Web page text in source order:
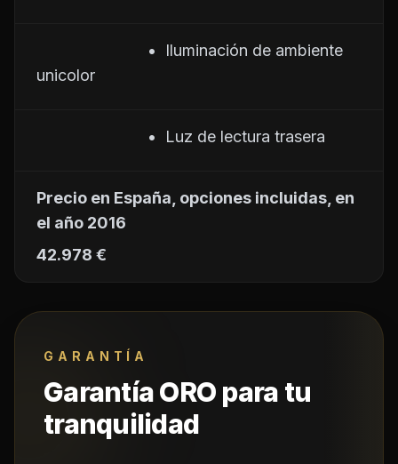
•  Iluminación de ambiente
unicolor
•  Luz de lectura trasera
Precio en España, opciones incluidas, en
el año 2016
42.978 €
GARANTÍA
Garantía ORO para tu
tranquilidad